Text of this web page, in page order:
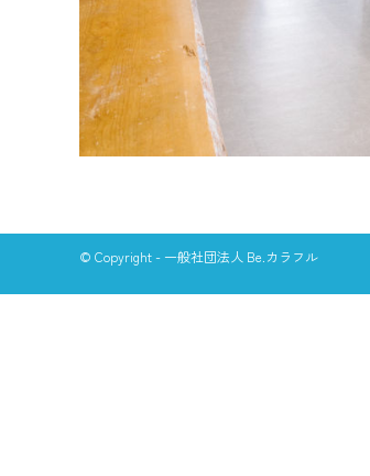
© Copyright - 一般社団法人 Be.カラフル